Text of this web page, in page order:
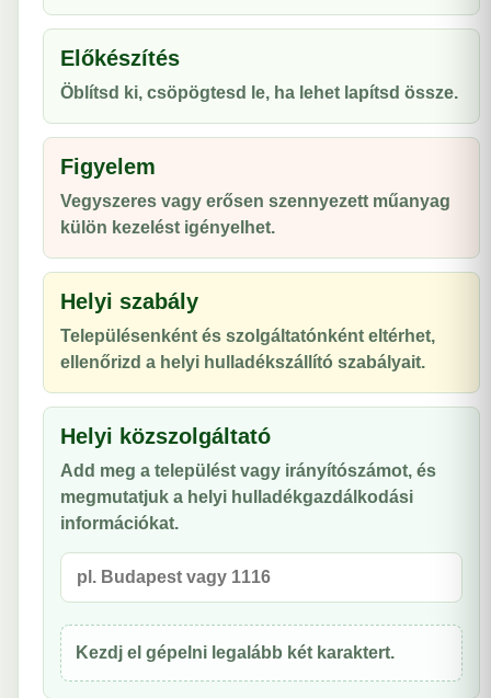
Előkészítés
Öblítsd ki, csöpögtesd le, ha lehet lapítsd össze.
Figyelem
Vegyszeres vagy erősen szennyezett műanyag
külön kezelést igényelhet.
Helyi szabály
Településenként és szolgáltatónként eltérhet,
ellenőrizd a helyi hulladékszállító szabályait.
Helyi közszolgáltató
Add meg a települést vagy irányítószámot, és
megmutatjuk a helyi hulladékgazdálkodási
információkat.
Kezdj el gépelni legalább két karaktert.